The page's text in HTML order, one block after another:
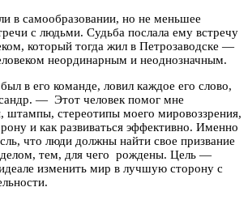
в самообразовании, но не меньшее
с людьми. Судьба послала ему встречу
который тогда жил в Петрозаводске —
неординарным и неоднозначным.
в его команде, ловил каждое его слово,
— Этот человек помог мне
стереотипы моего мировоззрения,
и как развиваться эффективно. Именно
что люди должны найти свое призвание
делом, тем, для чего рождены. Цель —
изменить мир в лучшую сторону с